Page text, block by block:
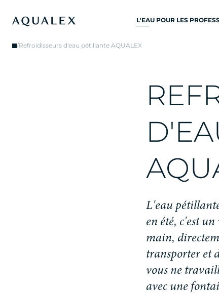
L'EAU POUR LES
ROBINETS DE
DISTRIBUTEURS D’EAU
FILTRE À EAU
/Refroidisseurs d'eau pétillante AQUALEX
REF
D'EA
AQU
L'eau pétillant
en été, c'est un
main, directem
transporter et
vous ne travail
avec une fontai